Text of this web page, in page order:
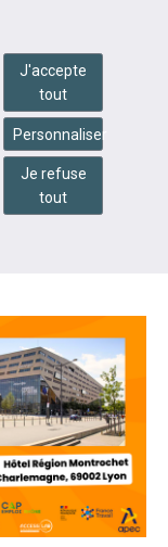
J'accepte
tout
Personnaliser
Je refuse
tout